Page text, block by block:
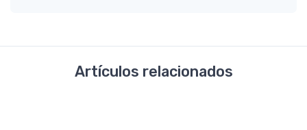
Artículos relacionados